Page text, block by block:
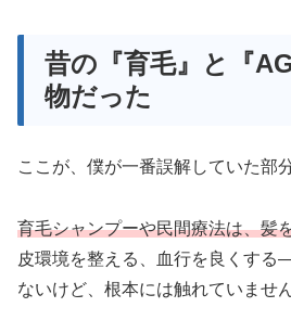
昔の『育毛』と『
物だった
ここが、僕が一番誤解していた部
育毛シャンプーや民間療法は、髪
皮環境を整える、血行を良くす
ないけど、根本には触れていません